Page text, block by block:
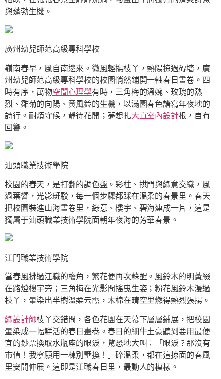
與蓬勃生機。
廣州幼兒師范高級專科學校
嶺南春早，風自南邊來。微風輕撫枝丫，熱陽掠過磚墻，廣
州幼兒師范高級專科學校的校園悄然鋪開一軸春日畫卷。四
時有序，萬物空間心理學有時，三角梅的溫婉、玫瑰的熱
烈、雛菊的向陽、黃風鈴的生機，以滿園春色譜寫年夜地的
詩行。耐煩守候，靜待花開；夢想扎大直室內設計根，自有
回響。
汕頭職業技術學院
校園的春天，是打翻的調色盤。彩柱、拱門與綠意交織，風
過葉響，光影斑駁，每一個步驟都踩在溫柔的春景里。春天
把校園裝進山海畫卷里，綠意、樓宇、碧海連成一片，這是
獨屬于汕頭職業技術學院面朝年夜海的芳華春景。
江門職業技術學院
當春風拂過江職的檐角，繁花便再次蘇醒。風鈴木的明黃綴
在路燈樓宇旁；三角梅在光影間搖曳生姿；粉花風鈴木漫過
枝丫，暈染出半樹溫柔云霞，木棉在晴空里燃得熱烈張揚。
綠設計師枝丫交錯間，各色花團在天幕下層層鋪展，把校園
暈染成一幅鮮活的春日畫卷。春日的細牛土豪聽到要用最便
宜的鈔票換取水瓶座的眼淚，驚恐地大叫：「眼淚？那沒有
市值！我寧願用一棟別墅換！」碎溫柔，都在這掠面的春風
里安閒伸展。這即是江職春日里，最動人的模樣。